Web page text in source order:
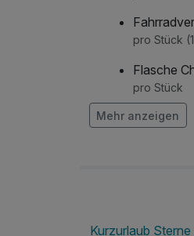
Flasche
pro Stück
Flasche
Mehr anzeigen
Kurzurlaub Sterne